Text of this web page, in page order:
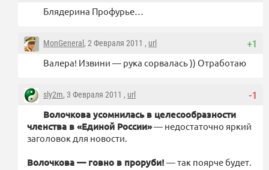
Блядерина Профурье…
+1
MonGeneral , 2 Февраля 2011 , url
Валера! Извини — рука сорвалась )) Отработаю
-1
sly2m, 3 Февраля 2011 , url
Волочкова усомнилась в целесообразности
членства в «Единой России»— недостаточно яркий
заголовок для новости.
Волочкова — говно в проруби! — так поярче будет.